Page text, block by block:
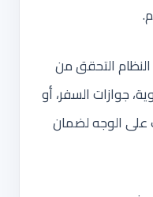
التحقق من
جوازات السفر، أو
على الوجه لضمان